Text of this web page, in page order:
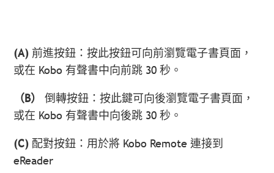
(A) 前進按鈕：按此按鈕可向前瀏覽電子書頁面，
或在 Kobo 有聲書中向前跳 30 秒。
（B）
倒轉按鈕：按此鍵可向後瀏覽電子書頁面，
或在 Kobo 有聲書中向後跳 30 秒。
(C) 配對按鈕：用於將 Kobo Remote 連接到
eReader